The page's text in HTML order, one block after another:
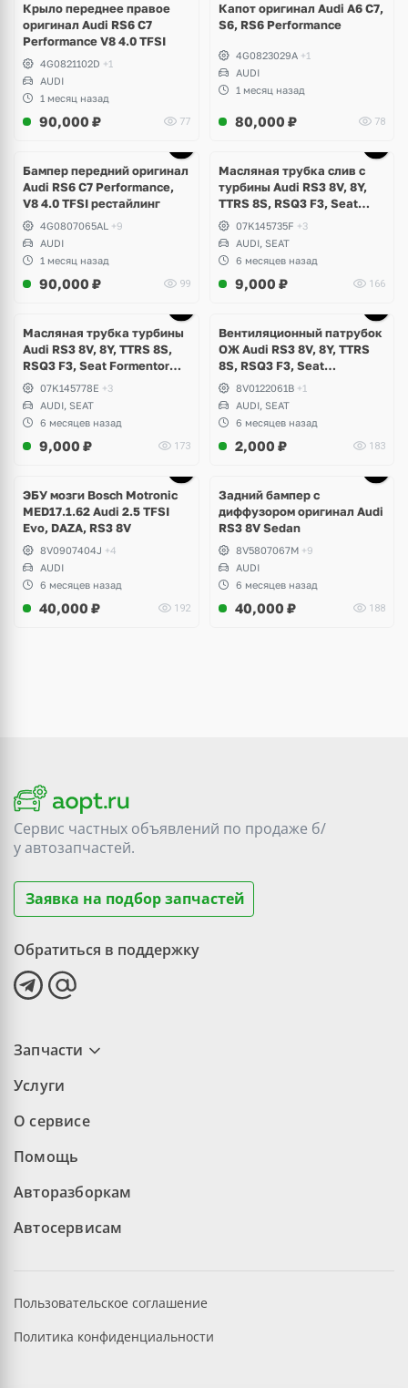
Крыло переднее правое
оригинал Audi RS6 C7
Performance V8 4.0 TFSI
4G0821102D +1
AUDI
1 месяц назад
90,000 ₽ 77
Капот оригинал Audi A6 C7,
S6, RS6 Performance
4G0823029A +1
AUDI
1 месяц назад
80,000 ₽ 78
Бампер передний оригинал
Audi RS6 C7 Performance,
V8 4.0 TFSI рестайлинг
4G0807065AL
+9
AUDI
1 месяц назад
90,000 ₽ 99
Масляная трубка слив с
турбины Audi RS3 8V, 8Y,
TTRS 8S, RSQ3 F3, Seat
Formentor Cupra 2.5 TFSI
Evo, DAZA, DNWA, DNWB
07K145735F +3
AUDI, SEAT
6 месяцев назад
9,000 ₽ 166
Масляная трубка турбины
Audi RS3 8V, 8Y, TTRS 8S,
RSQ3 F3, Seat Formentor
Cupra 2.5 TFSI Evo, DAZA,
DNWA, DNWB
07K145778E +3
AUDI, SEAT
6 месяцев назад
9,000 ₽ 173
Вентиляционный патрубок
ОЖ Audi RS3 8V, 8Y, TTRS
8S, RSQ3 F3, Seat
Formentor Cupra 2.5 TFSI
Evo, DAZA, DNWA, DNWB
8V0122061B +1
AUDI, SEAT
6 месяцев назад
2,000 ₽ 183
ЭБУ мозги Bosch Motronic
MED17.1.62 Audi 2.5 TFSI
Evo, DAZA, RS3 8V
8V0907404J +4
AUDI
6 месяцев назад
40,000 ₽ 192
Задний бампер с
диффузором оригинал Audi
RS3 8V Sedan
8V5807067M +9
AUDI
6 месяцев назад
40,000 ₽ 188
Сервис частных объявлений по продаже б/
уавтозапчастей.
Заявка на подбор запчастей
Обратиться в поддержку
Запчасти
Услуги
О сервисе
Помощь
Авторазборкам
Автосервисам
Пользовательское соглашение
Политика конфиденциальности